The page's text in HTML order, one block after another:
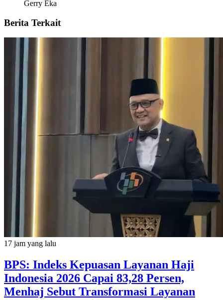
Gerry Eka
Berita Terkait
17 jam yang lalu
BPS: Indeks Kepuasan Layanan Haji
Indonesia 2026 Capai 83,28 Persen,
Menhaj Sebut Transformasi Layanan